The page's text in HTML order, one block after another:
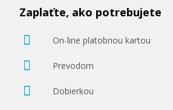
Zaplaťte, ako potrebujete
On-line platobnou kartou
Prevodom
Dobierkou